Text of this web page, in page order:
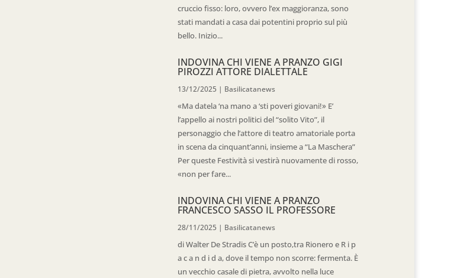
cruccio fisso: loro, ovvero l’ex maggioranza, sono
stati mandati a casa dai potentini proprio sul più
bello. Inizio...
INDOVINA CHI VIENE A PRANZO GIGI
PIROZZI ATTORE DIALETTALE
13/12/2025 | Basilicatanews
«Ma datela ‘na mano a ‘sti poveri giovani!» E’
l’appello ai nostri politici del “solito Vito”, il
personaggio che l’attore di teatro amatoriale porta
in scena da cinquant’anni, insieme a “La Maschera”
Per queste Festività si vestirà nuovamente di rosso,
«non per fare...
INDOVINA CHI VIENE A PRANZO
FRANCESCO SASSO IL PROFESSORE
28/11/2025 | Basilicatanews
di Walter De Stradis C’è un posto,tra Rionero e R i p
a c a n d i d a, dove il tempo non scorre: fermenta. È
un vecchio casale di pietra, avvolto nella luce